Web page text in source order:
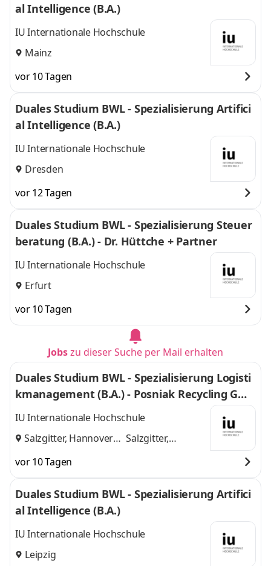
al Intelligence (B.A.)
IU Internationale Hochschule
Mainz
vor 10 Tagen
Duales Studium BWL - Spezialisierung Artifici
al Intelligence (B.A.)
IU Internationale Hochschule
Dresden
vor 12 Tagen
Duales Studium BWL - Spezialisierung Steuer
beratung (B.A.) - Dr. Hüttche + Partner
IU Internationale Hochschule
Erfurt
vor 10 Tagen
Jobszu dieser Suche per Mail erhalten
Duales Studium BWL - Spezialisierung Logisti
kmanagement (B.A.) - Posniak Recycling Gmb
H
IU Internationale Hochschule
Salzgitter, Hannover
Salzgitter,
vor 10 Tagen
Duales Studium BWL - Spezialisierung Artifici
al Intelligence (B.A.)
IU Internationale Hochschule
Leipzig